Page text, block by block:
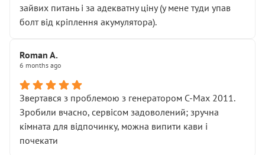
зайвих питань і за адекватну ціну (у мене туди упав
болт від кріплення акумулятора).
Roman A.
6 months ago
Звертався з проблемою з генератором C-Max 2011.
Зробили вчасно, сервісом задоволений; зручна
кімната для відпочинку, можна випити кави і
почекати